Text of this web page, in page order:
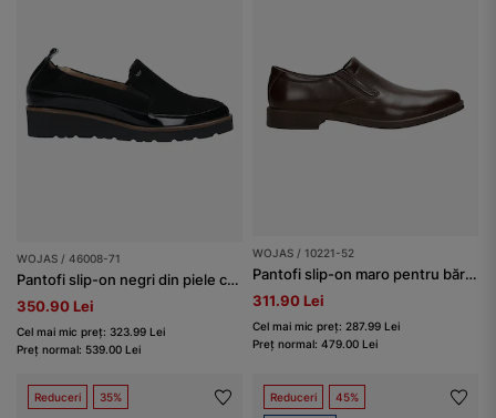
WOJAS / 46008-71
Pantofi slip-on negri din piele combinată damă
350.90 Lei
Cel mai mic preț: 323.99 Lei
Preț normal: 539.00 Lei
WOJAS / 10221-52
Pantofi slip-on maro pentru bărbați din piele granulată
311.90 Lei
Cel mai mic preț: 287.99 Lei
Preț normal: 479.00 Lei
Reduceri 35% Reduceri 45%